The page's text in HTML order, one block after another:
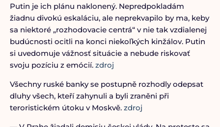
Putin je ich plánu naklonený. Nepredpokladám
žiadnu divokú eskaláciu, ale neprekvapilo by ma, keby
sa niektoré „rozhodovacie centrá“ v nie tak vzdialenej
budúcnosti ocitli na konci niekoľkých kinžálov. Putin
si uvedomuje vážnosť situácie a nebude riskovať
svoju pozíciu z emócií. zdroj
Všechny ruské banky se postupně rozhodly odepsat
dluhy všech, kteří zahynuli a byli zraněni při
teroristickém útoku v Moskvě. zdroj